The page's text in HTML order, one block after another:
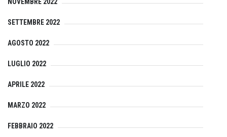
SETTEMBRE 2022
AGOSTO 2022
LUGLIO 2022
APRILE 2022
MARZO 2022
FEBBRAIO 2022